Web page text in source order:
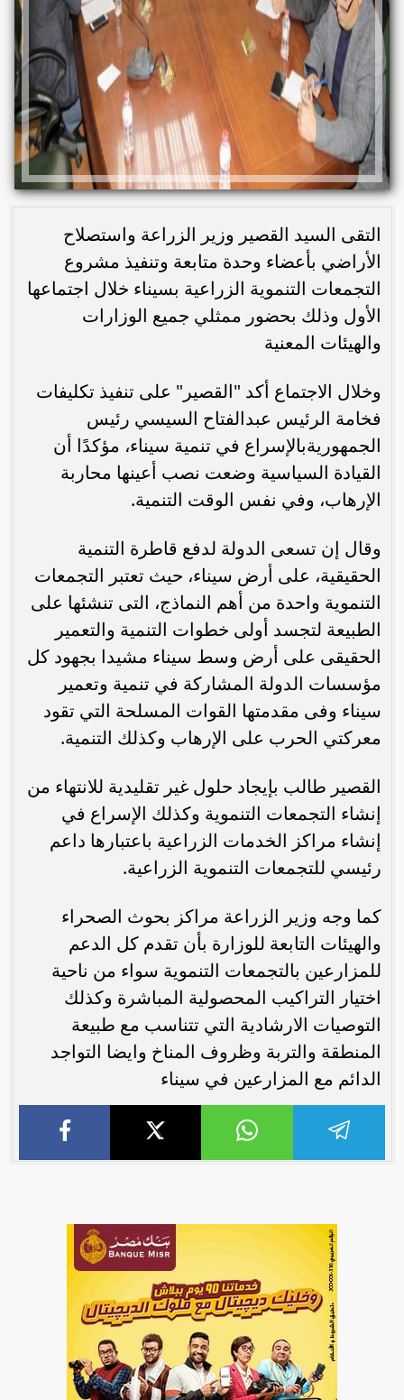
التقى السيد القصير وزير الزراعة واستصلاح
الأراضي بأعضاء وحدة متابعة وتنفيذ مشروع
التجمعات التنموية الزراعية بسيناء خلال اجتماعها
الأول وذلك بحضور ممثلي جميع الوزارات
والهيئات المعنية
وخلال الاجتماع أكد "القصير" على تنفيذ تكليفات
فخامة الرئيس عبدالفتاح السيسي رئيس
الجمهوريةبالإسراع في تنمية سيناء، مؤكدًا أن
القيادة السياسية وضعت نصب أعينها محاربة
الإرهاب، وفي نفس الوقت التنمية.
وقال إن تسعى الدولة لدفع قاطرة التنمية
الحقيقية، على أرض سيناء، حيث تعتبر التجمعات
التنموية واحدة من أهم النماذج، التى تنشئها على
الطبيعة لتجسد أولى خطوات التنمية والتعمير
الحقيقى على أرض وسط سيناء مشيدا بجهود كل
مؤسسات الدولة المشاركة في تنمية وتعمير
سيناء وفى مقدمتها القوات المسلحة التي تقود
معركتي الحرب على الإرهاب وكذلك التنمية.
القصير طالب بإيجاد حلول غير تقليدية للانتهاء من
إنشاء التجمعات التنموية وكذلك الإسراع في
إنشاء مراكز الخدمات الزراعية باعتبارها داعم
رئيسي للتجمعات التنموية الزراعية.
كما وجه وزير الزراعة مراكز بحوث الصحراء
والهيئات التابعة للوزارة بأن تقدم كل الدعم
للمزارعين بالتجمعات التنموية سواء من ناحية
اختيار التراكيب المحصولية المباشرة وكذلك
التوصيات الارشادية التي تتناسب مع طبيعة
المنطقة والتربة وظروف المناخ وايضا التواجد
الدائم مع المزارعين في سيناء